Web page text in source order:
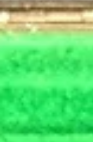
民國24年，德國，徠
160298《Black Water
博物館館藏》 1. 基本資料
年(1935)德國徠卡
機（含 50mm f/3.5
文名稱： 1935 Leica IIIa Rangefinder Camera
with 5cm f/3.5 Elmar
Case 文物序號